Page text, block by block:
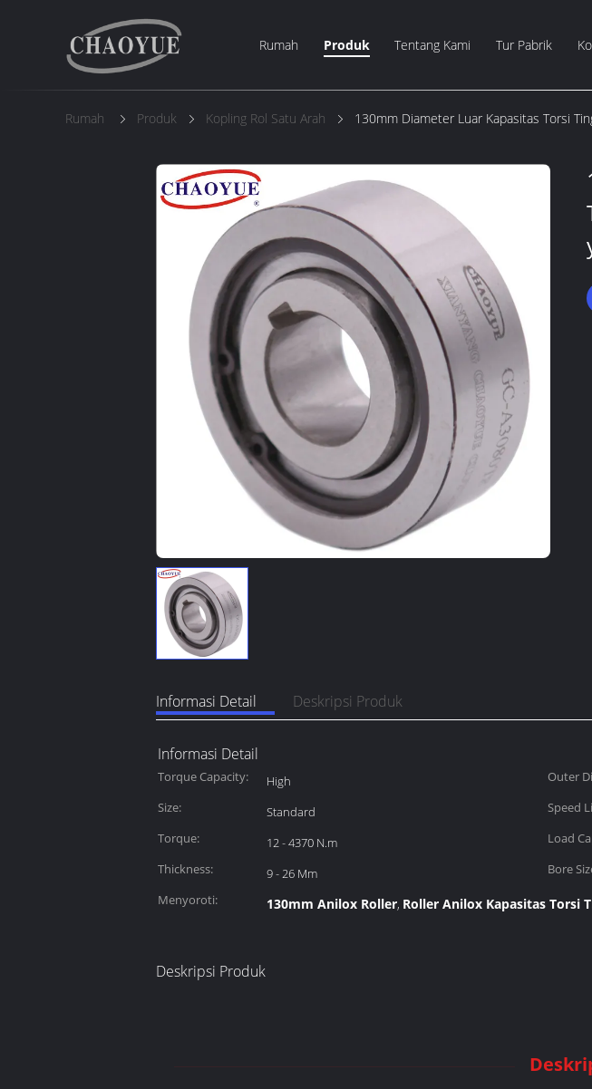
Rumah Produk Tentang Kami Tur Pabrik
Rumah Produk Kopling Rol Satu Arah 130mm Diameter Luar Kapasitas Torsi
Informasi Detail Deskripsi Produk
Informasi Detail
Torque Capacity: High Outer
Size:
Standard Speed
Torque:
12 - 4370 N.m Load
Thickness:
9 - 26 Mm Bore
Menyoroti:
130mm Anilox Roller, Roller Anilox Kapasitas Torsi
Deskripsi Produk